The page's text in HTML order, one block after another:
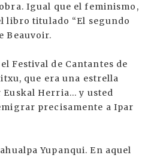
Igual que el feminismo,
libro titulado “El segundo
Beauvoir.
Festival de Cantantes de
que era una estrella
Herria... y usted
precisamente a Ipar
Yupanqui. En aquel